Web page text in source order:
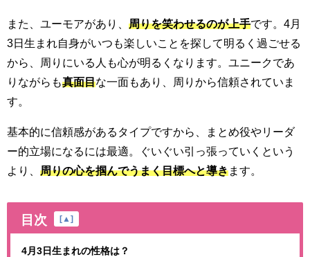
また、ユーモアがあり、 周りを笑わせるのが上手です。4月
3日生まれ自身がいつも楽しいことを探して明るく過ごせる
から、周りにいる人も心が明るくなります。ユニークであ
りながらも真面目な一面もあり、周りから信頼されていま
す。
基本的に信頼感があるタイプですから、まとめ役やリーダ
ー的立場になるには最適。ぐいぐい引っ張っていくという
より、 周りの心を掴んでうまく目標へと導きます。
目次 [ ▲ ]
4月3日生まれの性格は？